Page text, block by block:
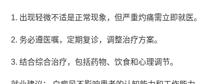
1. 出现轻微不适是正常现象，但严重灼痛需立即就医。
2. 务必遵医嘱，定期复诊，调整治疗方案。
3. 结合综合治疗，包括药物、饮食和心理调节。